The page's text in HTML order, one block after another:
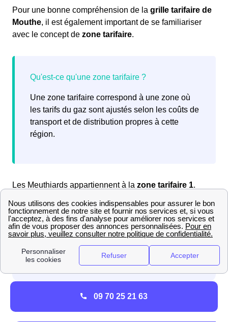
Pour une bonne compréhension de la grille tarifaire de
Mouthe, il est également important de se familiariser
avec le concept de zone tarifaire.
Une zone tarifaire correspond à une zone où
les tarifs du gaz sont ajustés selon les coûts de
transport et de distribution propres à cette
région.
Les Meuthiards appartiennent à la zone tarifaire 1.
Grâce à ces données, vous pouvez maintenant
09 70 25 21 63